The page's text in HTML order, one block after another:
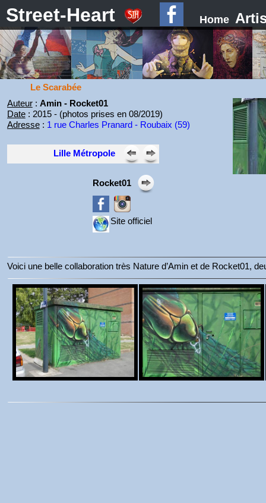
Street-Heart Home
Le Scarabée
Auteur: Amin - Rocket01
Date: 2015 - (photos prises en 08/2019)
Adresse: 1 rue Charles Pranard - Roubaix (59)
Lille Métropole
Rocket01
Site officiel
Voici une belle collaboration très Nature d’Amin et de Rocket01,